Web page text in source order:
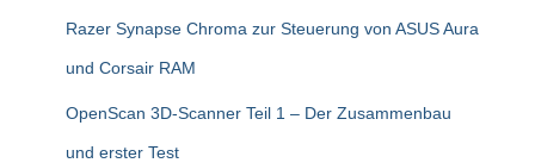
Razer Synapse Chroma zur Steuerung von ASUS Aura
und Corsair RAM
OpenScan 3D-Scanner Teil 1 – Der Zusammenbau
und erster Test